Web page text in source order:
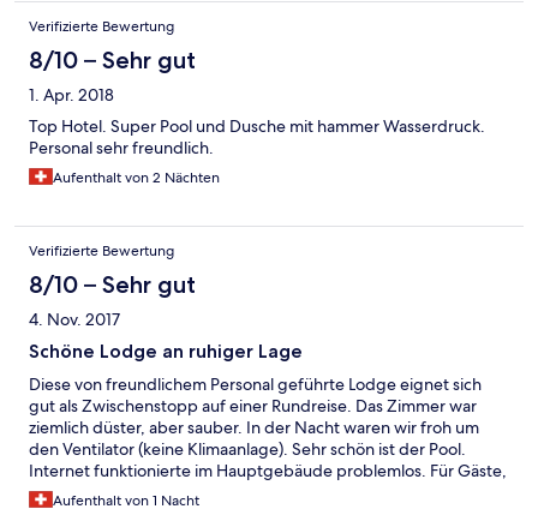
Verifizierte Bewertung
8/10 – Sehr gut
1. Apr. 2018
Top Hotel. Super Pool und Dusche mit hammer Wasserdruck.
Personal sehr freundlich.
Aufenthalt von 2 Nächten
Verifizierte Bewertung
8/10 – Sehr gut
4. Nov. 2017
Schöne Lodge an ruhiger Lage
Diese von freundlichem Personal geführte Lodge eignet sich
gut als Zwischenstopp auf einer Rundreise. Das Zimmer war
ziemlich düster, aber sauber. In der Nacht waren wir froh um
den Ventilator (keine Klimaanlage). Sehr schön ist der Pool.
Internet funktionierte im Hauptgebäude problemlos. Für Gäste,
die nicht auswärts essen wollen, hat es ein Restaurant mit einer
kleinen Auswahl an Speisen. Das Essen war gut, wenn
Aufenthalt von 1 Nacht